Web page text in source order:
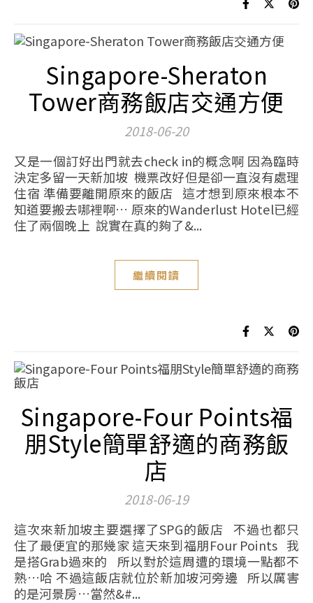
Singapore-Sheraton
Tower商務飯店交通方便
2018-06-20
又是一個訂好出門就去check in的概念啊 因為臨時
決定多留一天新加坡 機票改好但是卻一直沒有處理
住宿 準備要離開原來的飯店 這才想到原來根本不
知道要搬去哪裡啊… 原來的Wanderlust Hotel已經
住了兩個晚上 說實在真的夠了&...
繼續閱讀
Singapore-Four Points福
朋Style簡單舒適的商務飯
店
2018-06-19
這次來新加坡主要選擇了SPG的飯店 不過也都只
住了最便宜的那幾家 這天來到福朋Four Points 我
是搭Grab過來的 所以對於這周遭的環境一點都不
熟…哈 不過這飯店就位於新加坡河旁邊 所以厲害
的是河景房…當然&#...